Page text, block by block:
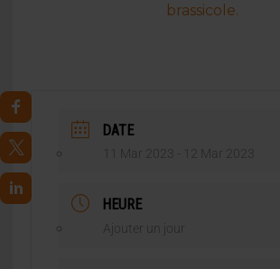
brassicole.
DATE
11 Mar 2023 - 12 Mar 2023
HEURE
Ajouter un jour